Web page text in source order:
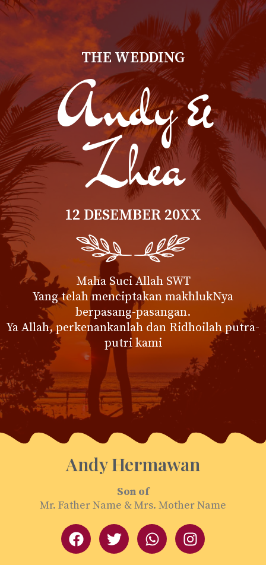
THE WEDDING
Andy &
Zhea
12 DESEMBER 20XX
Maha Suci Allah SWT
Yang telah menciptakan makhlukNya
berpasang-pasangan.
Ya Allah, perkenankanlah dan Ridhoilah putra-
putri kami
Andy Hermawan
Son of
Mr. Father Name & Mrs. Mother Name